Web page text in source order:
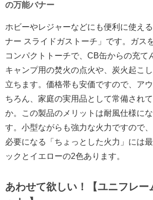
の万能バナー
ホビーやレジャーなどにも便利に使え
ナー スライドガストーチ」です。ガス
コンパクトトーチで、CB缶からの充て
キャンプ用の焚火の点火や、炭火起こ
立ちます。価格帯も安価ですので、ア
ちろん、家庭の実用品として常備され
か。この製品のメリットは耐風仕様に
す。小型ながらも強力な火力ですので
必要になる「ちょっとした火力」には
ックとイエローの2色あります。
あわせて欲しい！【ユニフレー